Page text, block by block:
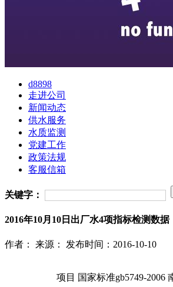
d8898
走进公司
新闻动态
供水服务
水质监测
党建工作
政策法规
客服信箱
关键字：
2016年10月10日出厂水4项指标检测数据
作者： 来源： 发布时间：2016-10-10
项目 国家标准gb5749-2006